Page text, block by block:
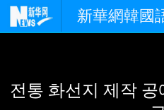
新華網韓國
경제 사
전통 화선지 제작